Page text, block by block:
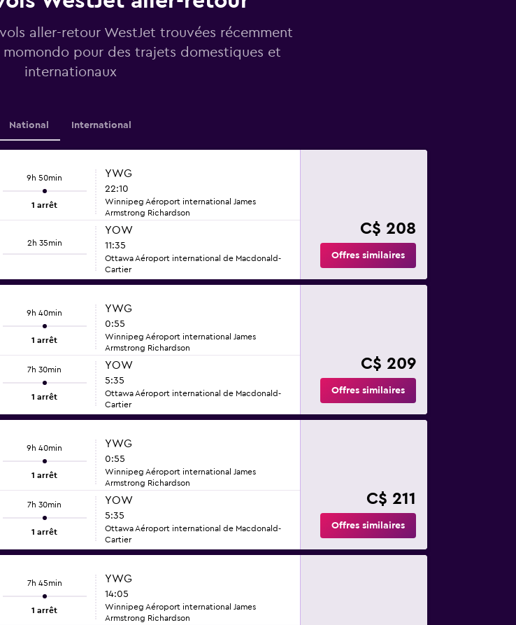
aller-retour WestJet trouvées récemment
momondo pour des trajets domestiques et
internationaux
National International
9h 50min
1 arrêt
YWG
22:10
Winnipeg Aéroport international James
Armstrong Richardson
2h 35min
YOW
11:35
Ottawa Aéroport international de Macdonald-
Cartier
C$ 208
Offres similaires
9h 40min
1 arrêt
YWG
0:55
Winnipeg Aéroport international James
Armstrong Richardson
7h 30min
1 arrêt
YOW
5:35
Ottawa Aéroport international de Macdonald-
Cartier
C$ 209
Offres similaires
9h 40min
1 arrêt
YWG
0:55
Winnipeg Aéroport international James
Armstrong Richardson
7h 30min
1 arrêt
YOW
5:35
Ottawa Aéroport international de Macdonald-
Cartier
C$ 211
Offres similaires
7h 45min
1 arrêt
YWG
14:05
Winnipeg Aéroport international James
Armstrong Richardson